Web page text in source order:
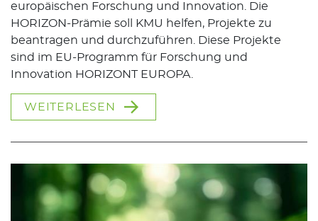
europäischen Forschung und Innovation. Die
HORIZON-Prämie soll KMU helfen, Projekte zu
beantragen und durchzuführen. Diese Projekte
sind im EU-Programm für Forschung und
Innovation HORIZONT EUROPA.
WEITERLESEN